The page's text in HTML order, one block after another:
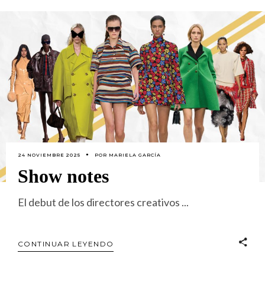
24 NOVIEMBRE 2025 POR MARIELA GARCÍA
Show notes
El debut de los directores creativos
CONTINUAR LEYENDO